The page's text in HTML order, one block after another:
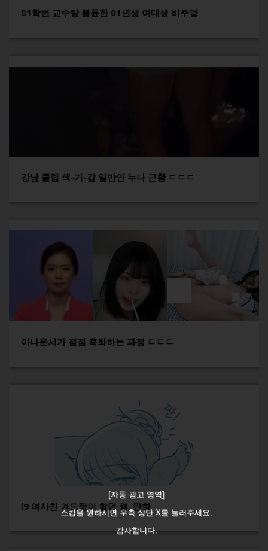
[자동 광고 영역]
스킵을 원하시면 우측 상단 X를 눌러주세요.
감사합니다.
01학번 교수랑 불륜한 01년생 여대생 비주얼
강남 클럽 색-기-갑 일반인 누나 근황 ㄷㄷㄷ
아나운서가 점점 흑화하는 과정 ㄷㄷㄷ
l9 여사친 겨드랑이 핥던 썰, 만화